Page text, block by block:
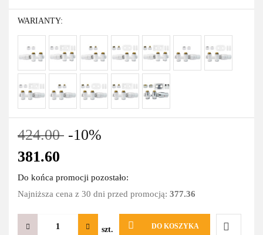
WARIANTY:
424.00 -10%
381.60
Do końca promocji pozostało:
Najniższa cena z 30 dni przed promocją: 377.36
szt. DO KOSZYKA